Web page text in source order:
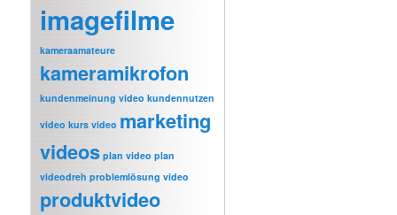
imagefilme
kameraamateure
kameramikrofon
kundenmeinung video kundennutzen
video kurs video marketing
videos plan video plan
videodreh problemlösung video
produktvideo